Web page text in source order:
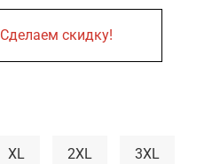
Сделаем скидку!
XL 2XL 3XL